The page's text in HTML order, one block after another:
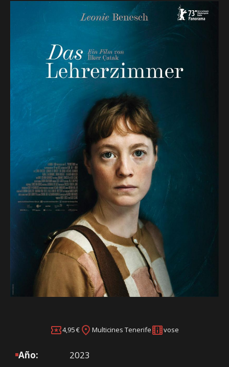
4,95 € Multicines Tenerife vose
Año:
2023